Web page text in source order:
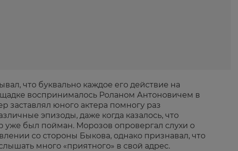
что буквально каждое его действие на
воспринималось Роланом Антоновичем в
заставлял юного актера помногу раз
эпизоды, даже когда казалось, что
уже был пойман. Морозов опровергал слухи о
со стороны Быкова, однако признавал, что
много «приятного» в свой адрес.